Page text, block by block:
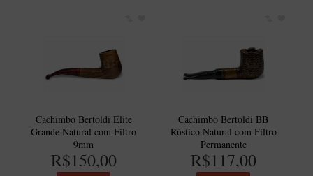
Filtros
Cachimbo Bertoldi Elite
Grande Natural com Filtro
9mm
R$150,00
Cachimbo Bertoldi BB
Rústico Natural com Filtro
Permanente
R$117,00